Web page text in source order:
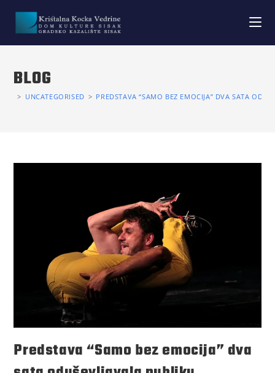
BLOG
> UNCATEGORISED > PREDSTAVA “SAMO BEZ EMOCIJA” DVA SATA
Predstava “Samo bez emocija” dva